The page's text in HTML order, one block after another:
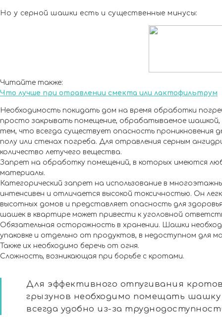
Но у серной шашки есть и существенные минусы:
Читайте также:
Что лучше при отравлении смекта или лактофильтрум
Необходимость покидать дом на время обработки
просто закрывать помещение, обрабатываемое шашкой,
тем, что всегда существует опасность проникновения
полу или стенах погреба. Для отравления серным
количество летучего вещества.
Запрет на обработку помещений, в которых имеются
материалы.
Категорический запрет на использование в
интенсивен и отличается высокой токсичностью. Он
высотных домов и представляет опасность для
шашек в квартире может привести к уголовной
Обязательная осторожность в хранении. Шашки
упаковке и отдельно от продуктов, в недоступном для
Также их необходимо беречь от огня.
Сложность, возникающая при борьбе с кротами.
Для эффективного отпугивания
грызунов необходимо помещать
всегда удобно из-за